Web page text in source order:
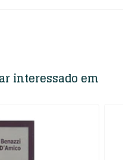
interessado em